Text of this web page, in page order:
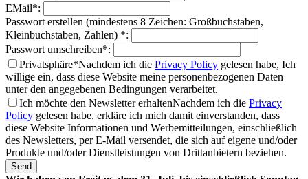
EMail*:
Passwort erstellen (mindestens 8 Zeichen: Großbuchstaben,
Kleinbuchstaben, Zahlen) *:
Passwort umschreiben*:
Privatsphäre*Nachdem ich die Privacy Policy gelesen habe, Ich
willige ein, dass diese Website meine personenbezogenen Daten
unter den angegebenen Bedingungen verarbeitet.
Ich möchte den Newsletter erhaltenNachdem ich die Privacy
Policy gelesen habe, erkläre ich mich damit einverstanden, dass
diese Website Informationen und Werbemitteilungen, einschließlich
des Newsletters, per E-Mail versendet, die sich auf eigene und/oder
Produkte und/oder Dienstleistungen von Drittanbietern beziehen.
Send